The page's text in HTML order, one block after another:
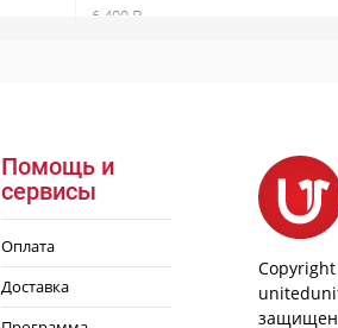
6 400 ₽
Помощь и
сервисы
Оплата
Доставка